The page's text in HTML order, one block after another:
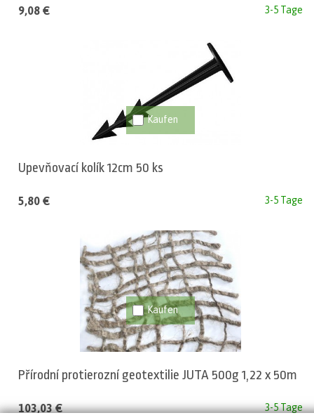
9,08 € 3-5 Tage
Upevňovací kolík 12cm 50 ks
5,80 € 3-5 Tage
Přírodní protierozní geotextilie JUTA 500g 1,22 x 50m
103,03 € 3-5 Tage